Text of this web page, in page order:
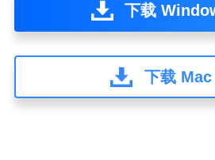
下载
下载 Mac